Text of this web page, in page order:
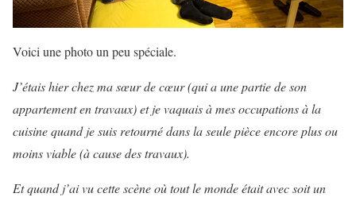
Voici une photo un peu spéciale.
J’étais hier chez ma sœur de cœur (qui a une partie de son
appartement en travaux) et je vaquais à mes occupations à la
cuisine quand je suis retourné dans la seule pièce encore plus ou
moins viable (à cause des travaux).
Et quand j’ai vu cette scène où tout le monde était avec soit un